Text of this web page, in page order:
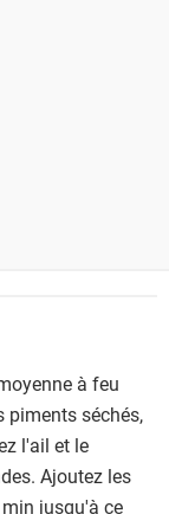
à feu
piments séchés,
l'ail et le
Ajoutez les
jusqu'à ce